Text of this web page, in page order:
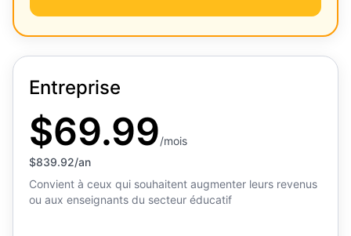
Entreprise
$69.99/mois
$839.92/an
Convient à ceux qui souhaitent augmenter leurs revenus
ou aux enseignants du secteur éducatif